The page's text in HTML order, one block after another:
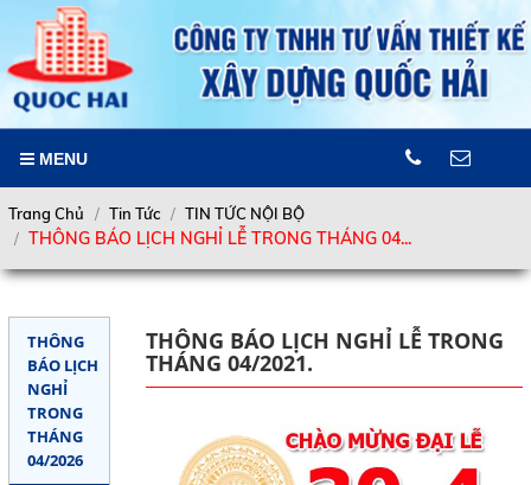
MENU
Trang Chủ Tin Tức TIN TỨC NỘI BỘ
THÔNG BÁO LỊCH NGHỈ LỄ TRONG THÁNG 04...
THÔNG
BÁO LỊCH
NGHỈ
TRONG
THÁNG
04/2026
THÔNG BÁO LỊCH NGHỈ LỄ TRONG
THÁNG 04/2021.
Trang chủ
Giới thiệu
Dịch vụ
Sản Phẩm
Dự án tiêu biểu
Tư vấn
LIÊN HỆ
Hotline
Địa chỉ
Hồng (P.14, Q.10 cũ), Tp.Hồ Chí
Minh.
Email